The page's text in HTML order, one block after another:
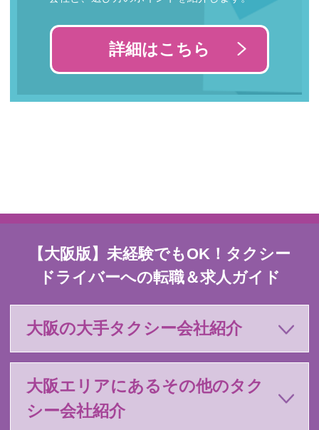
詳細はこちら
【大阪版】未経験でもOK！タクシー
ドライバーへの転職＆求人ガイド
大阪の大手タクシー会社紹介
大阪エリアにあるその他のタク
シー会社紹介